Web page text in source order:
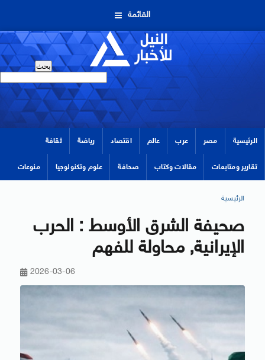
القائمة
الرئيسية مصر عرب عالم اقتصاد رياضة ثقافة
تقارير ومتابعات مقالات وكتاب صحافة علوم وتكنولوجيا منوعات
الرئيسية
صحيفة الشرق الأوسط : الحرب
الإيرانية, محاولة للفهم
2026-03-06